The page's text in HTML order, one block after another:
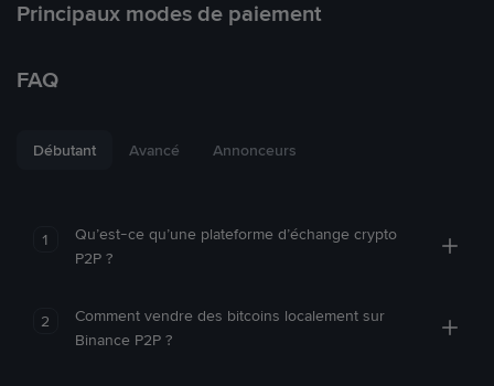
Principaux modes de paiement
FAQ
Débutant Avancé Annonceurs
1
Qu’est-ce qu’une plateforme d’échange crypto
P2P ?
2
Comment vendre des bitcoins localement sur
Binance P2P ?